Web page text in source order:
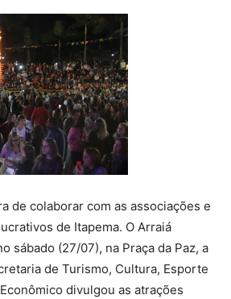
de colaborar com as associações e
de Itapema. O Arraiá
sábado (27/07), na Praça da Paz, a
de Turismo, Cultura, Esporte
divulgou as atrações